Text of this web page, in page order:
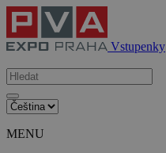
Vstupenky
MENU